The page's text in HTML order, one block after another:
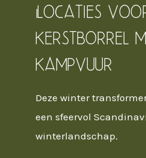
Locaties
kerstborrel
kampvuur
Deze winter
een sfeervol
winterlandschap.